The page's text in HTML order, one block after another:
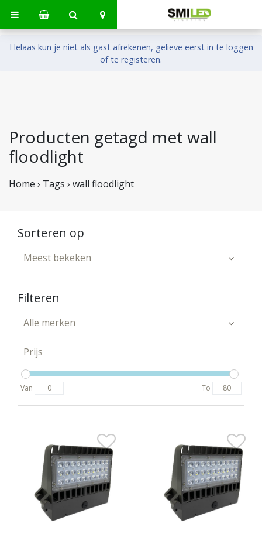
Helaas kun je niet als gast afrekenen, gelieve eerst in te loggen
of te registeren.
Producten getagd met wall
floodlight
Home › Tags › wall floodlight
Sorteren op
Meest bekeken
Filteren
Alle merken
Prijs
Van To